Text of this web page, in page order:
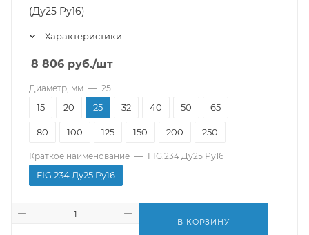
(Ду25 Pу16)
Характеристики
8 806 руб./шт
Диаметр, мм — 25
15 20 25 32 40 50 65
80 100 125 150 200 250
Краткое наименование — FIG.234 Ду25 Pу16
FIG.234 Ду25 Pу16
В КОРЗИНУ